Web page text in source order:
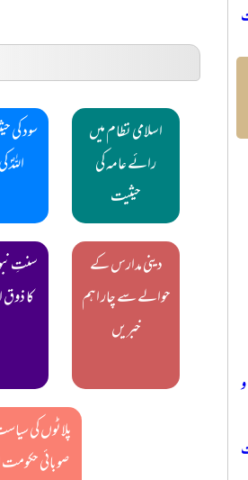
اسلامی نظام میں
رائے عامہ کی
حیثیت
سود کی
اللہؐ
دینی مدارس کے
حوالے سے چار اہم
خبریں
سنتِ
کا
پلاٹوں کی
صوبائی